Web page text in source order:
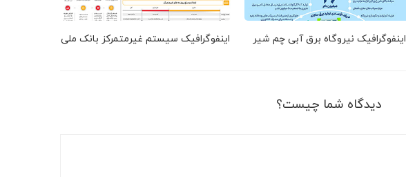
اینفوگرافیک سیستم غیرمتمرکز بانک ملی اینفوگرافیک نیروگاه برق آبی چم شیر
دیدگاه شما چیست؟